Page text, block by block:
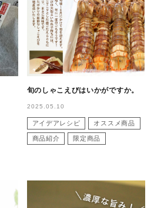
旬のしゃこえびはいかがですか。
2025.05.10
アイデアレシピ オススメ商品
商品紹介 限定商品